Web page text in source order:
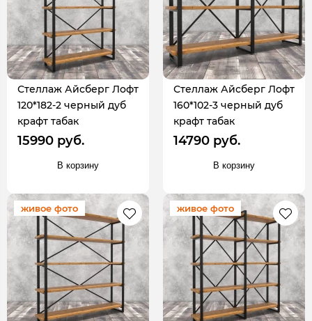
Стеллаж Айсберг Лофт
120*182-2 черный дуб
крафт табак
15990 руб.
В корзину
Стеллаж Айсберг Лофт
160*102-3 черный дуб
крафт табак
14790 руб.
В корзину
живое фото живое фото